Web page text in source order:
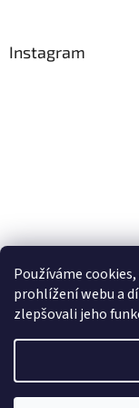
Používáme
prohlížení webu a
zlepšovali jeho
Instagram
Copyright 2026